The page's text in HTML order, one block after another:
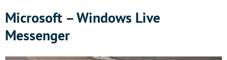
Microsoft – Windows Live
Messenger